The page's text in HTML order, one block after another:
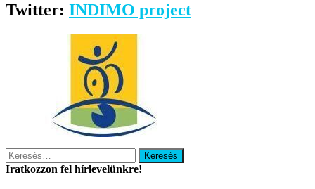
Twitter: INDIMO project
Keresés:
Iratkozzon fel hírlevelünkre!